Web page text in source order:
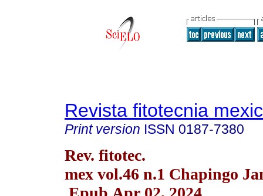
Revista fitotecnia
Print version ISSN 0187-7380
Rev. fitotec.
mex vol.46 n.1 Chapingo